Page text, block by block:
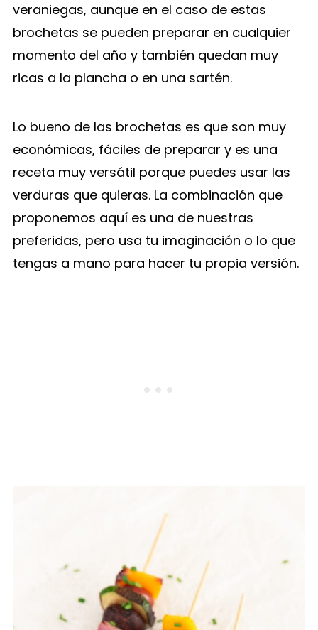
veraniegas, aunque en el caso de estas
brochetas se pueden preparar en cualquier
momento del año y también quedan muy
ricas a la plancha o en una sartén.
Lo bueno de las brochetas es que son muy
económicas, fáciles de preparar y es una
receta muy versátil porque puedes usar las
verduras que quieras. La combinación que
proponemos aquí es una de nuestras
preferidas, pero usa tu imaginación o lo que
tengas a mano para hacer tu propia versión.